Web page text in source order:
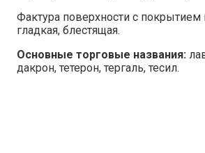
Фактура поверхности с покрытием
гладкая, блестящая.
Основные торговые названия:
дакрон, тетерон, тергаль, тесил.